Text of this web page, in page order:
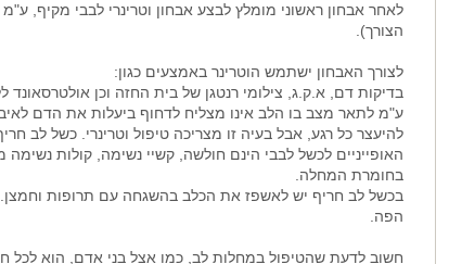
לאחר אבחון ראשוני מומלץ לבצע אבחון וטרינרי לבבי מקיף,
הצורך).
לצורך האבחון ישתמש הוטרינר באמצעים כגון:
בדיקות דם, א.ק.ג, צילומי רנטגן של בית החזה וכן
ע"מ לתאר מצב בו הלב אינו מצליח לדחוף ביעלות את הדם
להיעצר כל רגע, אבל בעיה זו מצריכה טיפול וטרינרי. כשל לב
האופייניים לכשל לבבי הינם חולשה, קשיי נשימה, קולות נשימה
בחומרת המחלה.
בכשל לב חריף יש לאשפז את הכלב בהשגחה עם תרופות וחמצן.
הפה.
חשוב לדעת שהטיפול במחלות לב, כמו אצל בני אדם, הוא לכל